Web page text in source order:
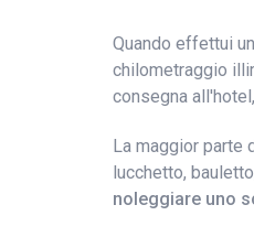
Quando effettui
chilometraggio
consegna
La maggior parte
lucchetto,
noleggiare uno